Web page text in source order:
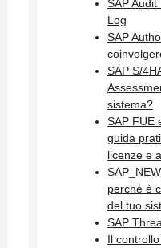
SAP Audit
Log
SAP
SAP S/
sistema?
SAP FUE
guida
licenze e
perché è
del tuo
SAP
Il